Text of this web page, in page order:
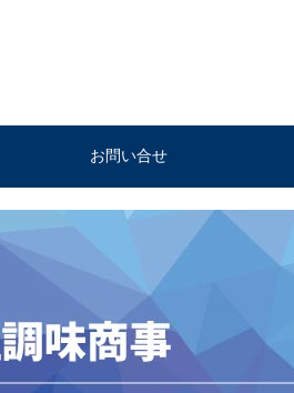
お問い合せ